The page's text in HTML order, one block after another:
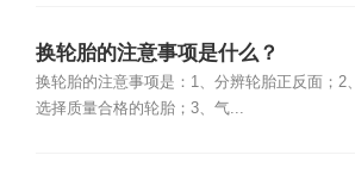
换轮胎的注意事项是什么？
换轮胎的注意事项是：1、分辨轮胎正反面；2、
选择质量合格的轮胎；3、气...